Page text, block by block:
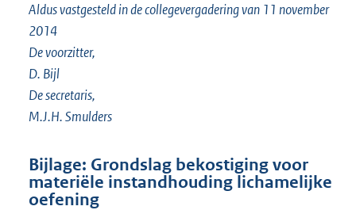
Aldus vastgesteld in de collegevergadering van 11 november
2014
De voorzitter,
D. Bijl
De secretaris,
M.J.H. Smulders
Bijlage: Grondslag bekostiging voor
materiële instandhouding lichamelijke
oefening